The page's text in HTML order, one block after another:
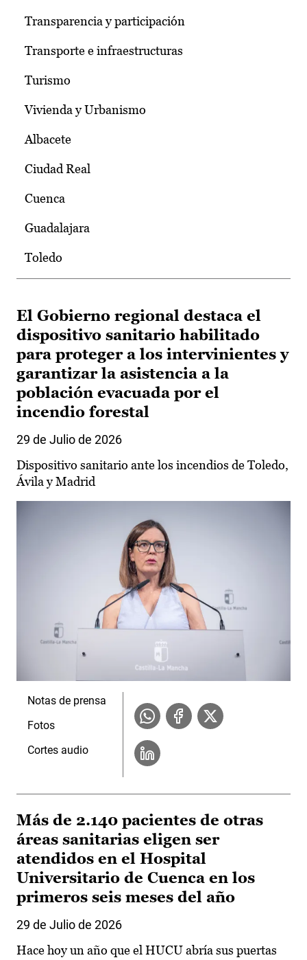
Transparencia y participación
Transporte e infraestructuras
Turismo
Vivienda y Urbanismo
Albacete
Ciudad Real
Cuenca
Guadalajara
Toledo
El Gobierno regional destaca el
dispositivo sanitario habilitado
para proteger a los intervinientes y
garantizar la asistencia a la
población evacuada por el
incendio forestal
29 de Julio de 2026
Dispositivo sanitario ante los incendios de Toledo,
Ávila y Madrid
Notas de prensa
Fotos
Cortes audio
Más de 2.140 pacientes de otras
áreas sanitarias eligen ser
atendidos en el Hospital
Universitario de Cuenca en los
primeros seis meses del año
29 de Julio de 2026
Hace hoy un año que el HUCU abría sus puertas